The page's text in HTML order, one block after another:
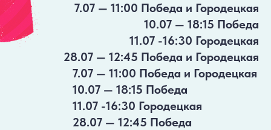
7.07 — 11:00 Победа и Городецкая
10.07 — 18:15 Победа
11.07 -16:30 Городецкая
28.07 — 12:45 Победа и Городецкая
7.07 — 11:00 Победа и Городецкая
10.07 — 18:15 Победа
11.07 -16:30 Городецкая
28.07 — 12:45 Победа